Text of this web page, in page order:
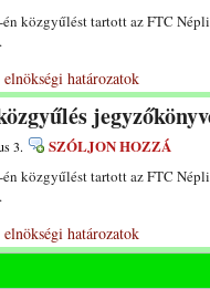
közgyűlést tartott az FTC
határozatok
3. SZÓLJON HOZZÁ
közgyűlést tartott az FTC
határozatok